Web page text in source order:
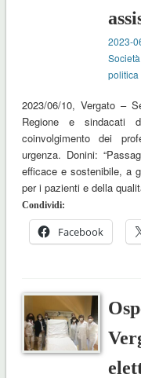
2023-
politica
2023/06/10, Vergato –
Regione e sindacati
coinvolgimento dei
urgenza. Donini:
efficace e sostenibile, a
per i pazienti e della
Condividi:
Facebook